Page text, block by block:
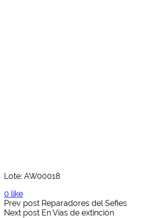
Lote: AW00018
0 like
Prev post Reparadores del Sefies
Next post En Vías de extinción